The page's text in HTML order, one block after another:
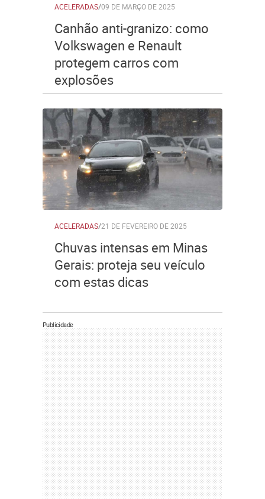
ACELERADAS/09 DE MARÇO DE 2025
Canhão anti-granizo: como
Volkswagen e Renault
protegem carros com
explosões
ACELERADAS/21 DE FEVEREIRO DE 2025
Chuvas intensas em Minas
Gerais: proteja seu veículo
com estas dicas
Publicidade